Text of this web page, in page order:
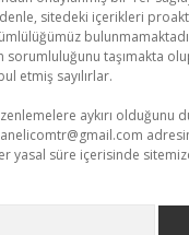
sitedeki içerikleri
sorumluluğunu taşımakta
etmiş sayılırlar.
aykırı olduğunu
yasal süre içerisinde